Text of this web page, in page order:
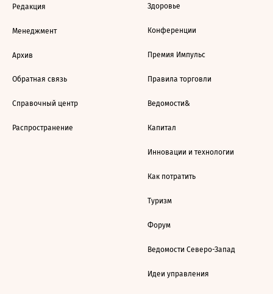
Редакция
Менеджмент
Архив
Обратная связь
Справочный центр
Распространение
Здоровье
Конференции
Премия Импульс
Правила торговли
Ведомости&
Капитал
Инновации и технологии
Как потратить
Туризм
Форум
Ведомости Северо-Запад
Идеи управления